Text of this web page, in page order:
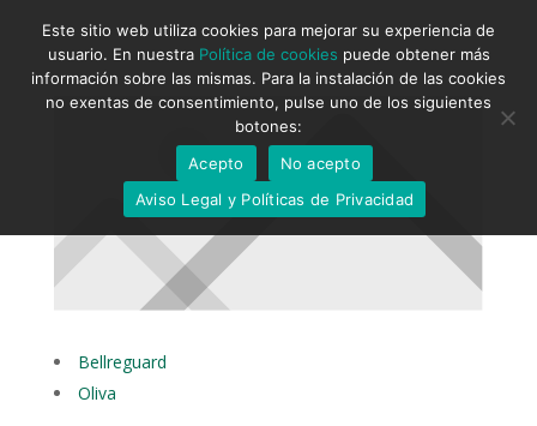
Bellreguard
Oliva
Este sitio web utiliza cookies para mejorar su experiencia de
usuario. En nuestra Política de cookies puede obtener más
información sobre las mismas. Para la instalación de las cookies
no exentas de consentimiento, pulse uno de los siguientes
botones:
Acepto
No acepto
Aviso Legal y Políticas de Privacidad